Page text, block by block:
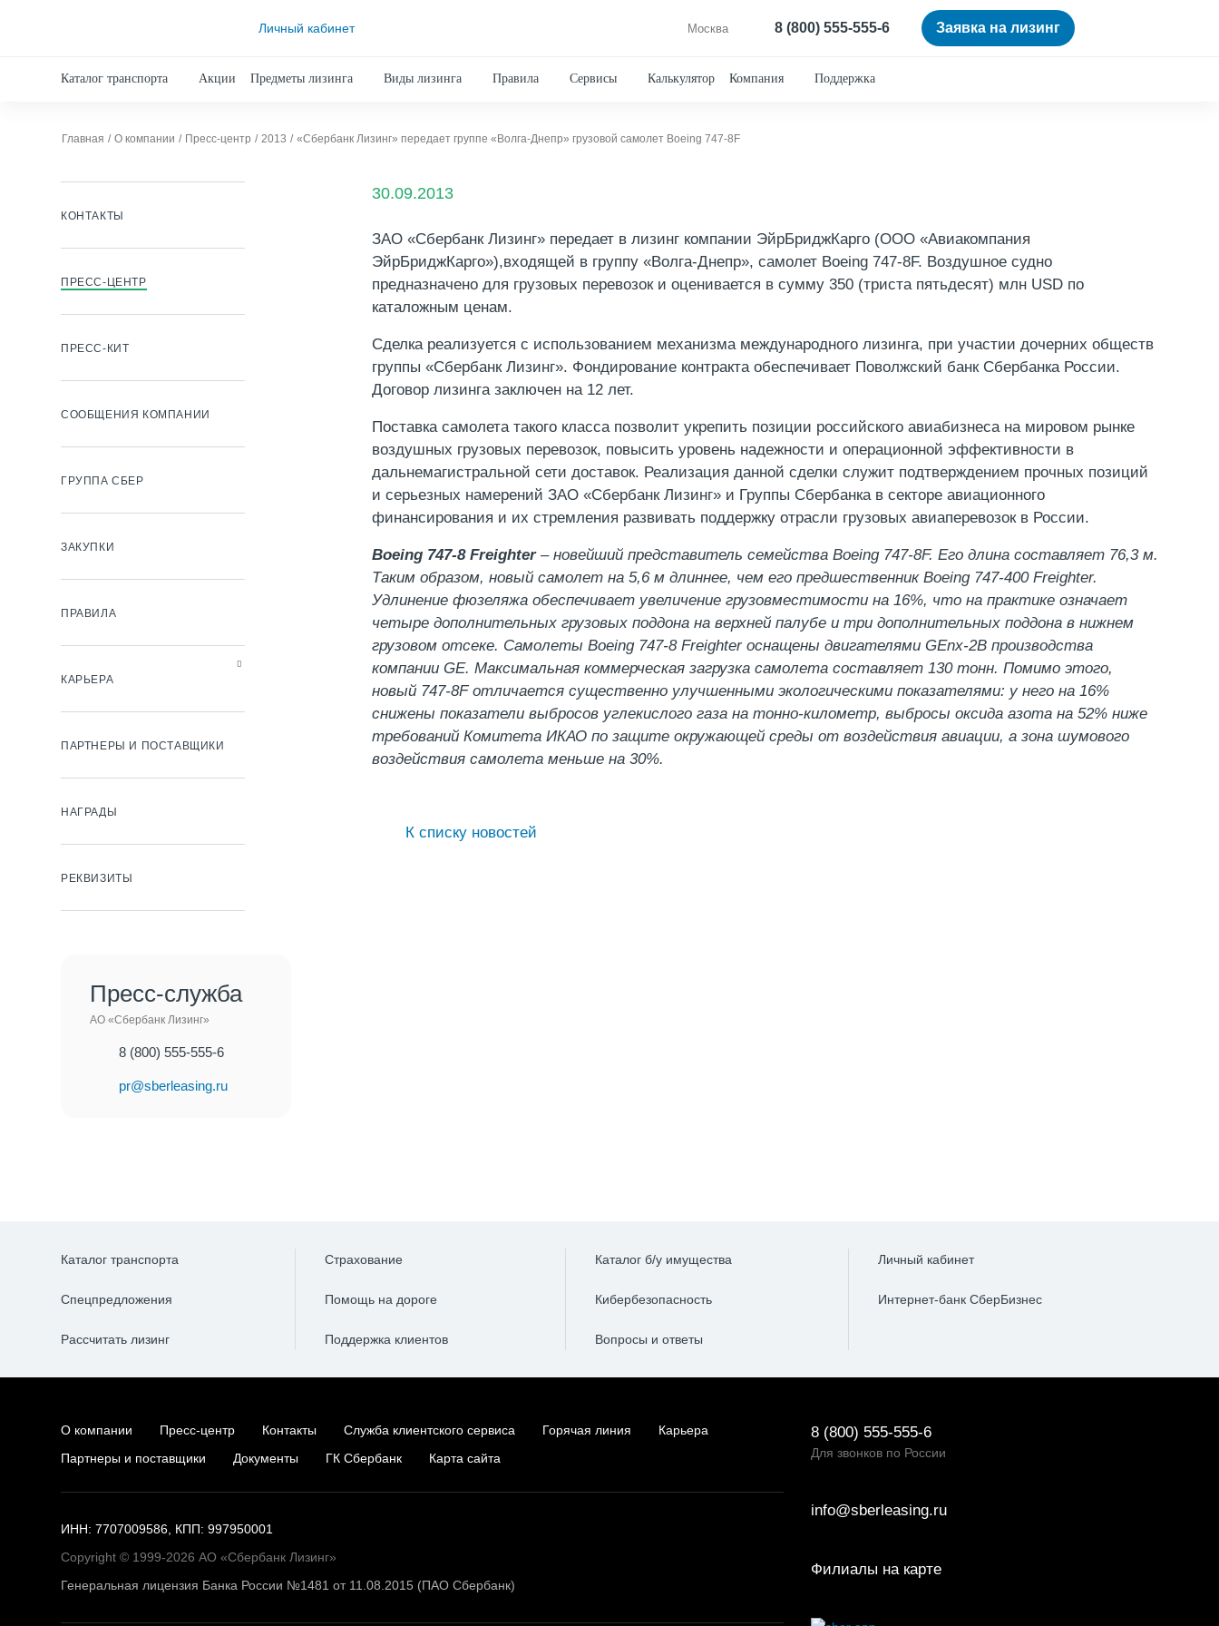
Личный кабинет Москва 8 (800) 555-555-6 Заявка на лизинг
Каталог транспорта Акции Предметы лизинга Виды лизинга Правила Сервисы Калькулятор Компания Поддержка
Главная О компании Пресс-центр 2013 «Сбербанк Лизинг» передает группе «Волга-Днепр» грузовой самолет Boeing 747-8F
КОНТАКТЫ
ПРЕСС-ЦЕНТР
ПРЕСС-КИТ
СООБЩЕНИЯ КОМПАНИИ
ГРУППА СБЕР
ЗАКУПКИ
ПРАВИЛА
КАРЬЕРА
ПАРТНЕРЫ И ПОСТАВЩИКИ
НАГРАДЫ
РЕКВИЗИТЫ
Пресс-служба
АО «Сбербанк Лизинг»
8 (800) 555-555-6
pr@sberleasing.ru
30.09.2013
ЗАО «Сбербанк Лизинг» передает в лизинг компании ЭйрБриджКарго (ООО «Авиакомпания
ЭйрБриджКарго»),входящей в группу «Волга-Днепр», самолет Boeing 747-8F. Воздушное судно
предназначено для грузовых перевозок и оценивается в сумму 350 (триста пятьдесят) млн USD по
каталожным ценам.
Сделка реализуется с использованием механизма международного лизинга, при участии дочерних обществ
группы «Сбербанк Лизинг». Фондирование контракта обеспечивает Поволжский банк Сбербанка России.
Договор лизинга заключен на 12 лет.
Поставка самолета такого класса позволит укрепить позиции российского авиабизнеса на мировом рынке
воздушных грузовых перевозок, повысить уровень надежности и операционной эффективности в
дальнемагистральной сети доставок. Реализация данной сделки служит подтверждением прочных позиций
и серьезных намерений ЗАО «Сбербанк Лизинг» и Группы Сбербанка в секторе авиационного
финансирования и их стремления развивать поддержку отрасли грузовых авиаперевозок в России.
Boeing 747-8 Freighter– новейший представитель семейства Boeing 747-8F. Его длина составляет 76,3 м.
Таким образом, новый самолет на 5,6 м длиннее, чем его предшественник Boeing 747-400 Freighter.
Удлинение фюзеляжа обеспечивает увеличение грузовместимости на 16%, что на практике означает
четыре дополнительных грузовых поддона на верхней палубе и три дополнительных поддона в нижнем
грузовом отсеке. Самолеты Boeing 747-8 Freighter оснащены двигателями GEnx-2B производства
компании GE. Максимальная коммерческая загрузка самолета составляет 130 тонн. Помимо этого,
новый 747-8F отличается существенно улучшенными экологическими показателями: у него на 16%
снижены показатели выбросов углекислого газа на тонно-километр, выбросы оксида азота на 52% ниже
требований Комитета ИКАО по защите окружающей среды от воздействия авиации, а зона шумового
воздействия самолета меньше на 30%.
К списку новостей
Каталог транспорта
Спецпредложения
Рассчитать лизинг
Страхование
Помощь на дороге
Поддержка клиентов
Каталог б/у имущества
Кибербезопасность
Вопросы и ответы
Личный кабинет
Интернет-банк СберБизнес
О компании Пресс-центр Контакты Служба клиентского сервиса Горячая линия
Карьера
Партнеры и поставщики
Документы ГК Сбербанк Карта сайта
ИНН: 7707009586, КПП: 997950001
Copyright © 1999-2026 АО «Сбербанк Лизинг»
Генеральная лицензия Банка России №1481 от 11.08.2015 (ПАО Сбербанк)
8 (800) 555-555-6
Для звонков по России
info@sberleasing.ru
Филиалы на карте